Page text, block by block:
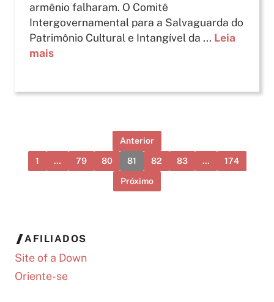
armênio falharam. O Comitê
Intergovernamental para a Salvaguarda do
Patrimônio Cultural e Intangível da ... Leia
mais
Anterior
1 … 79 80 81 82 83 … 174
Próximo
AFILIADOS
Site of a Down
Oriente-se